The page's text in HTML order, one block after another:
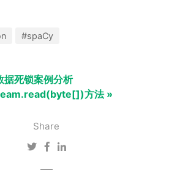
Share
#spaCy
据死锁案例分析
方法 »